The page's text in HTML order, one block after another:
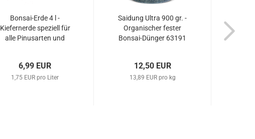
Bonsai-Erde 4 l -
Kiefernerde speziell für
alle Pinusarten und
6,99 EUR
1,75 EUR pro Liter
Saidung Ultra 900 gr. -
Organischer fester
Bonsai-Dünger 63191
12,50 EUR
13,89 EUR pro kg